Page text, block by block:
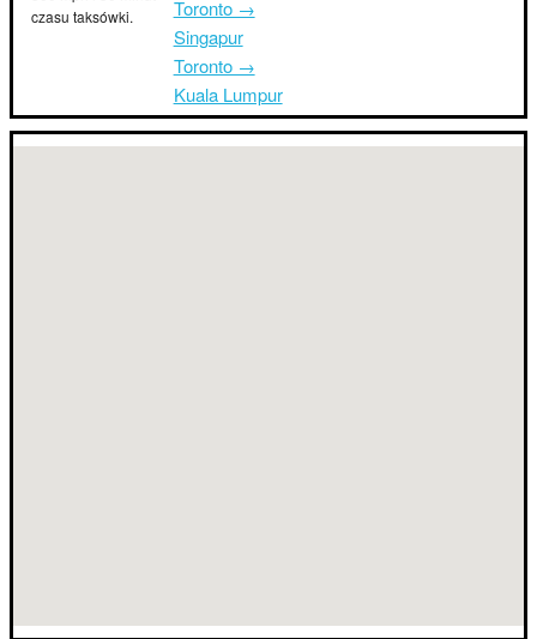
czasu taksówki.
Toronto →
Singapur
Toronto →
Kuala Lumpur